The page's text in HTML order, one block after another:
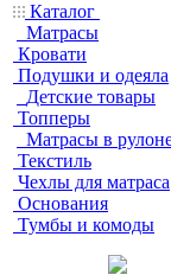
Каталог
Матрасы
Кровати
Подушки и одеяла
Детские товары
Топперы
Матрасы в
Текстиль
Чехлы для матраса
Основания
Тумбы и комоды